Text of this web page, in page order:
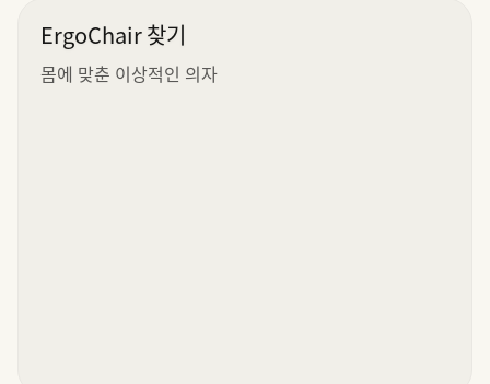
ErgoChair 찾기
몸에 맞춘 이상적인 의자